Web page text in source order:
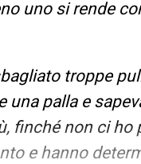
uno si rende
troppe
palla e
finché non ci ho
e hanno